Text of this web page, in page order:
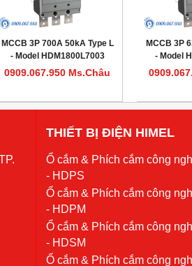
MCCB 3P 700A 50kA Type L
- Model HDM1800L7003
0909.067.950 Ms.Châu
MCCB 3P
- Model
THIẾT BỊ ĐIỆN HIMEL
Ổ cắm & Phích cắm công
- HDPS
Ổ cắm & Phích cắm công
- HDPM
Ổ cắm & Phích cắm công
- HDSM
Ổ cắm & Phích cắm công